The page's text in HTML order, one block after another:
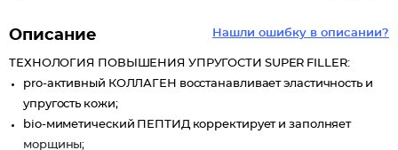
Нашли ошибку в описании?
Описание
ТЕХНОЛОГИЯ ПОВЫШЕНИЯ УПРУГОСТИ SUPER FILLER:
pro-активный КОЛЛАГЕН восстанавливает эластичность и
упругость кожи;
bio-миметический ПЕПТИД корректирует и заполняет
морщины;